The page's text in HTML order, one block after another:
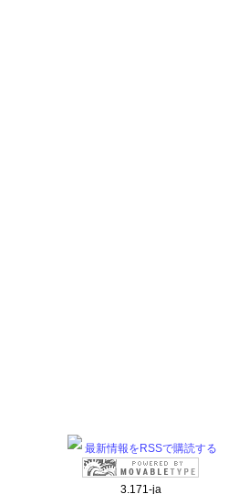
最新情報をRSSで購読する
3.171-ja